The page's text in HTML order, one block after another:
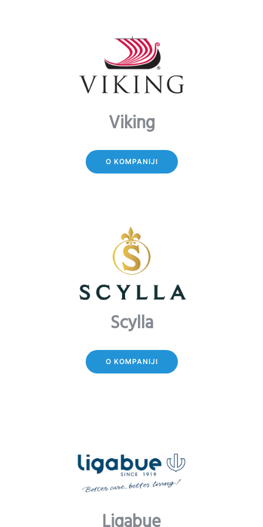
Viking
O KOMPANIJI
Scylla
O KOMPANIJI